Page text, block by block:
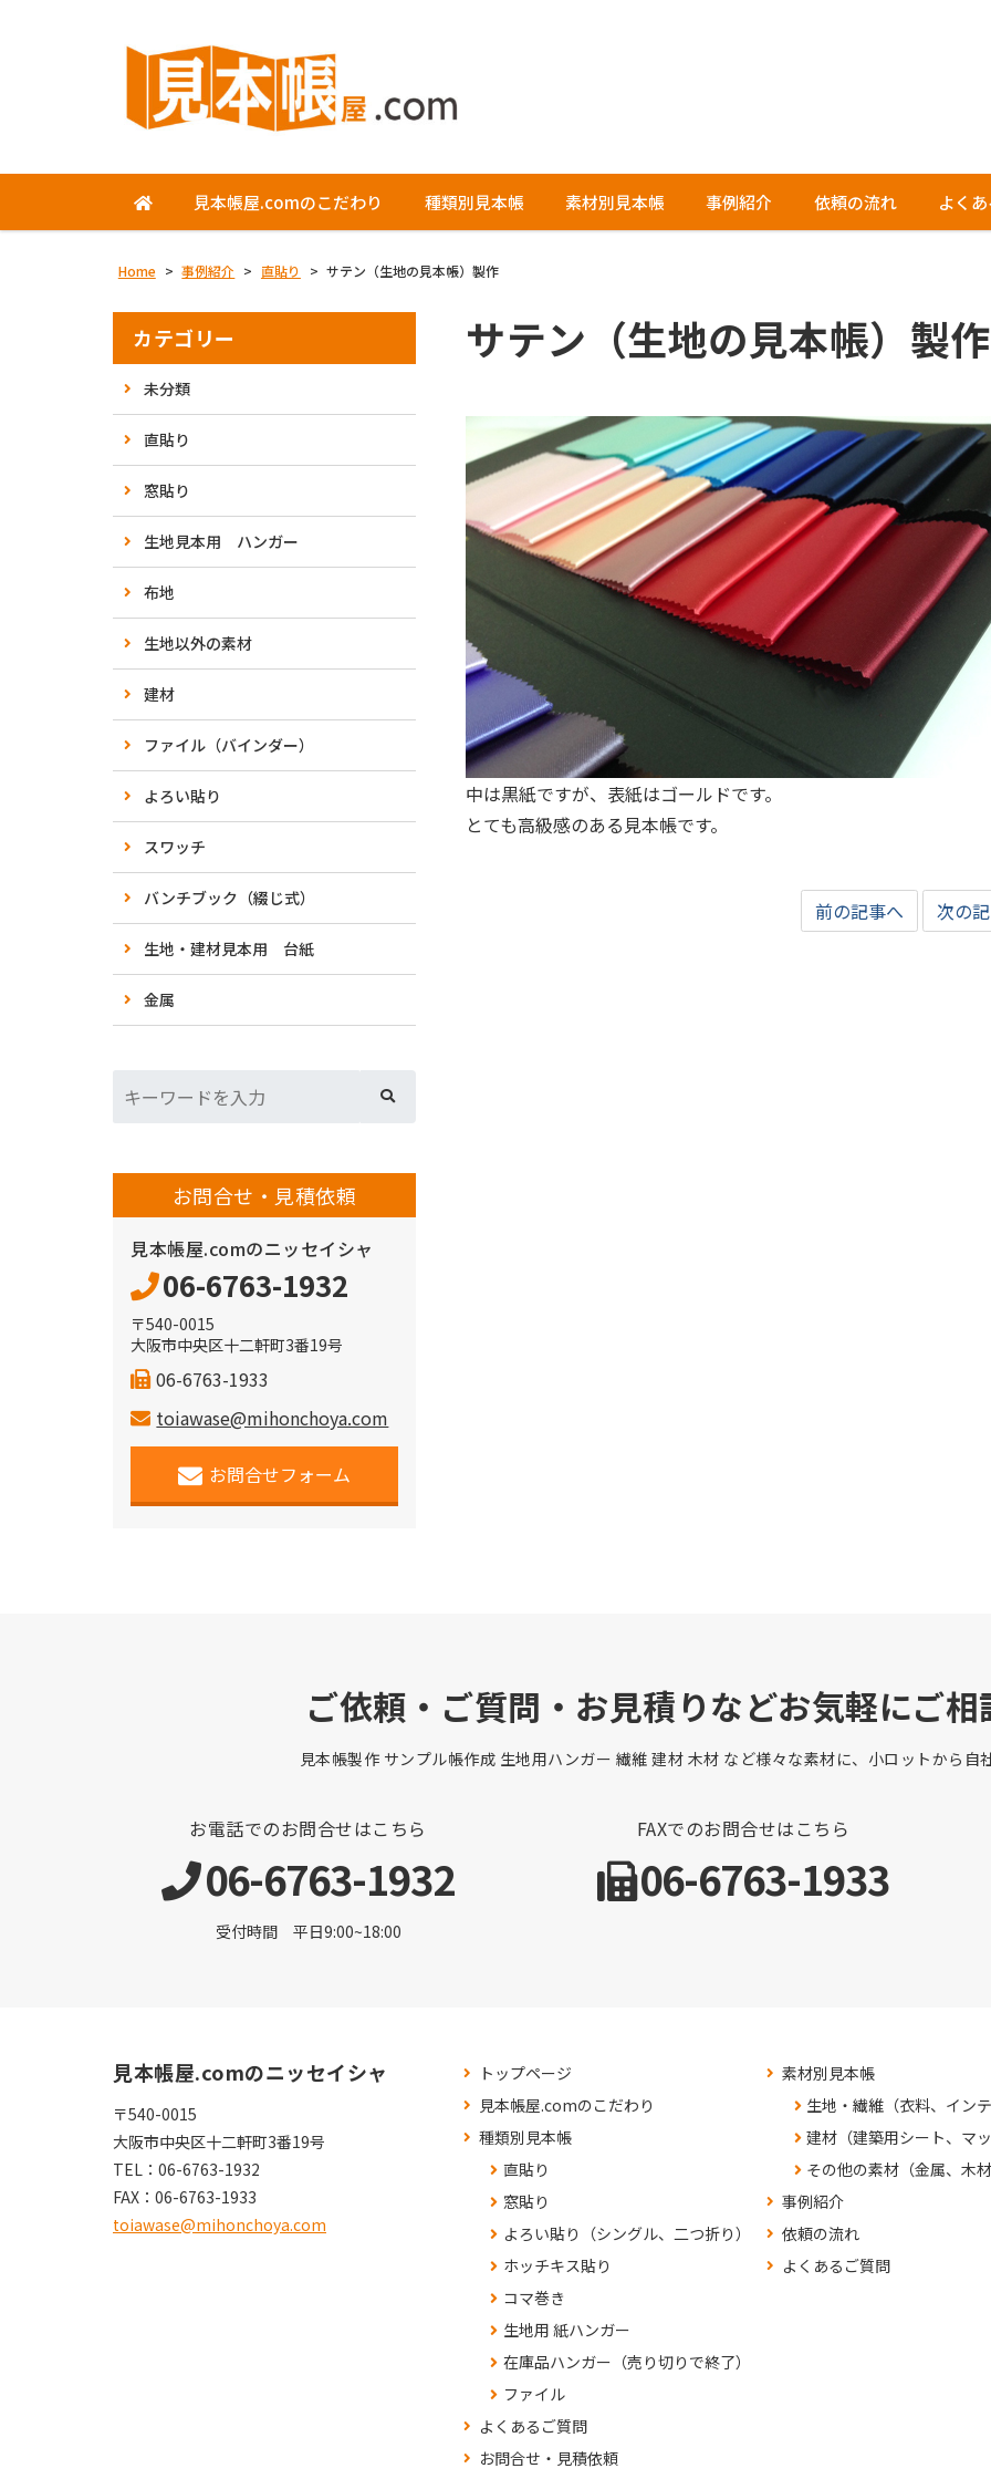
見本帳屋.comのこだわり 種類別見本帳 素材別見本帳 事例紹介 依頼の流れ よく
Home > 事例紹介 > 直貼り > サテン（生地の見本帳）製作
サテン（生地の見本帳）製作
中は黒紙ですが、表紙はゴールドです。
とても高級感のある見本帳です。
前の記事へ 次の
カテゴリー
未分類
直貼り
窓貼り
生地見本用 ハンガー
布地
生地以外の素材
建材
ファイル（バインダー）
よろい貼り
スワッチ
バンチブック（綴じ式）
生地・建材見本用 台紙
金属
お問合せ・見積依頼
見本帳屋.comのニッセイシャ
06-6763-1932
〒540-0015
大阪市中央区十二軒町3番19号
06-6763-1933
toiawase@mihonchoya.com
お問合せフォーム
ご依頼・ご質問・お見積りなどお気軽にご
見本帳製作 サンプル帳作成 生地用ハンガー 繊維 建材 木材 など様々な素材に、小ロットから自
お電話でのお問合せはこちら
06-6763-1932
受付時間 平日9:00~18:00
FAXでのお問合せはこちら
06-6763-1933
見本帳屋.comのニッセイシャ
〒540-0015
大阪市中央区十二軒町3番19号
TEL： 06-6763-1932
FAX： 06-6763-1933
toiawase@mihonchoya.com
トップページ
見本帳屋.comのこだわり
種類別見本帳
直貼り
窓貼り
よろい貼り（シングル、二つ折り）
ホッチキス貼り
コマ巻き
生地用 紙ハンガー
在庫品ハンガー（売り切りで終了）
ファイル
よくあるご質問
お問合せ・見積依頼
素材別見本帳
生地・繊維（衣料、イン
建材（建築用シート、マ
その他の素材（金属、木
事例紹介
依頼の流れ
よくあるご質問